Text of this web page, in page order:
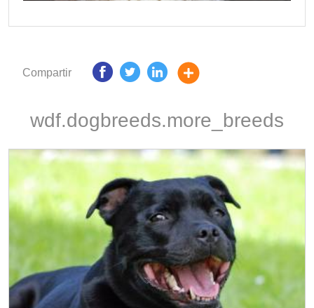
Compartir
wdf.dogbreeds.more_breeds